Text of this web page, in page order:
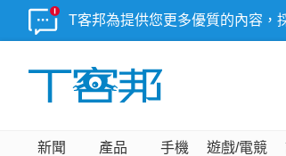
T客邦為提供您更多優質的內容，
新聞 產品 手機 遊戲/電競